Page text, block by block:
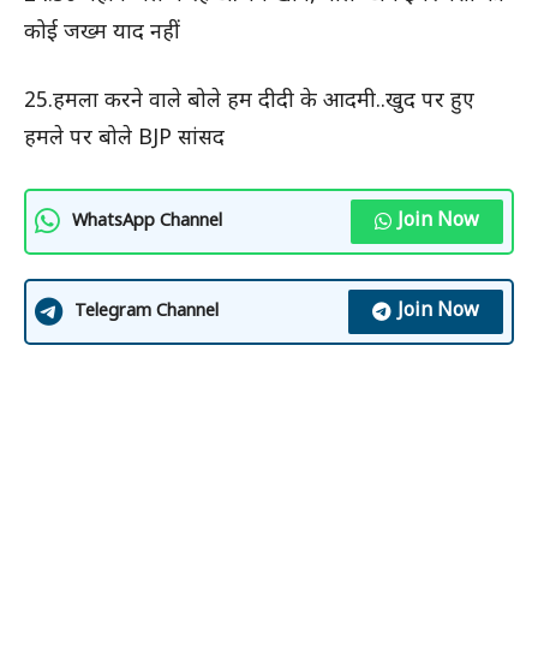
कोई जख्म याद नहीं
25.हमला करने वाले बोले हम दीदी के आदमी..खुद पर हुए
हमले पर बोले BJP सांसद
WhatsApp Channel Join Now
Telegram Channel Join Now